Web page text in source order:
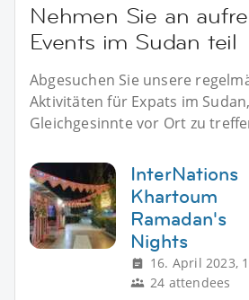
Nehmen Sie an
Events im Sudan teil
Abgesuchen Sie unsere
Aktivitäten für Expats im
Gleichgesinnte vor Ort zu
InterNations
Khartoum
Ramadan's
Nights
16. April 2023,
24 attendees